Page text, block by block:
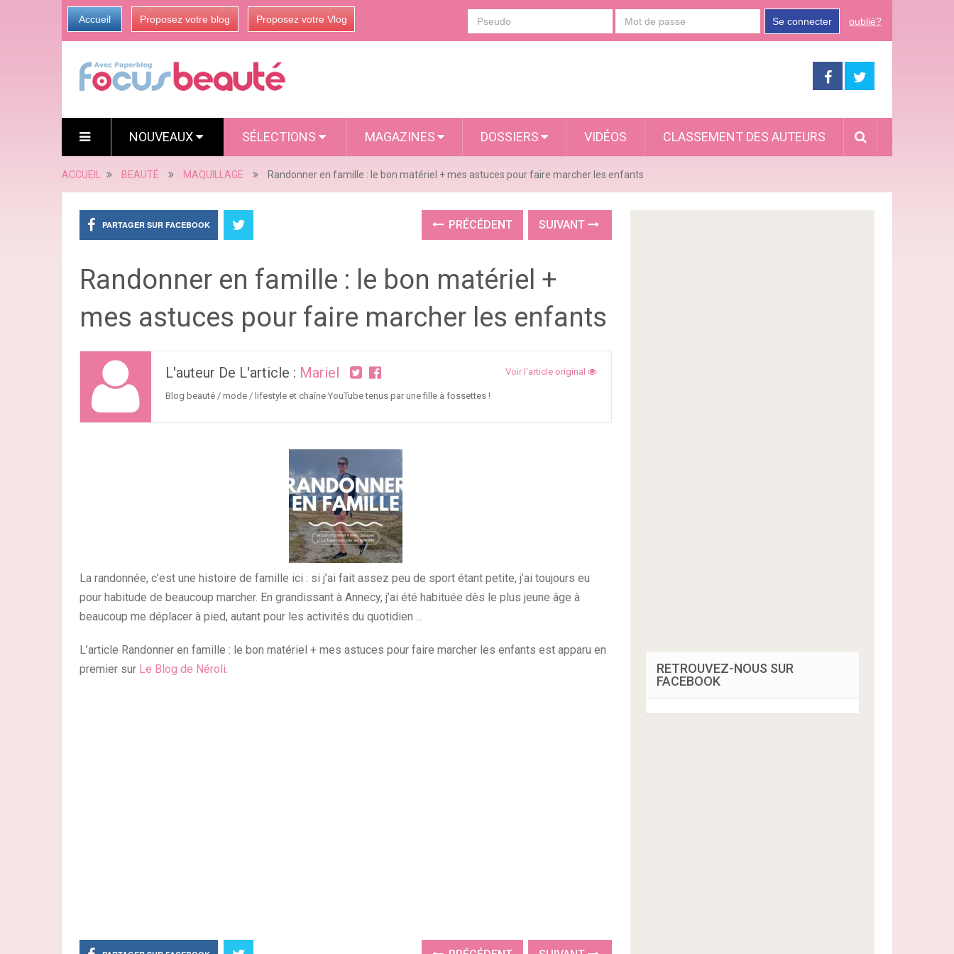
Accueil Proposez votre blog Proposez votre Vlog Se connecter oublié?
NOUVEAUX SÉLECTIONS MAGAZINES DOSSIERS VIDÉOS CLASSEMENT DES AUTEURS
ACCUEIL BEAUTÉ MAQUILLAGE Randonner en famille : le bon matériel + mes astuces pour faire marcher les enfants
PARTAGER SUR FACEBOOK PRÉCÉDENT SUIVANT
Randonner en famille : le bon matériel +
mes astuces pour faire marcher les enfants
L'auteur De L'article : Mariel Voir l'article original
Blog beauté / mode / lifestyle et chaîne YouTube tenus par une fille à fossettes !
La randonnée, c’est une histoire de famille ici : si j’ai fait assez peu de sport étant petite, j’ai toujours eu
pour habitude de beaucoup marcher. En grandissant à Annecy, j’ai été habituée dès le plus jeune âge à
beaucoup me déplacer à pied, autant pour les activités du quotidien ...
L’article Randonner en famille : le bon matériel + mes astuces pour faire marcher les enfants est apparu en
premier sur Le Blog de Néroli.
RETROUVEZ-NOUS SUR
FACEBOOK